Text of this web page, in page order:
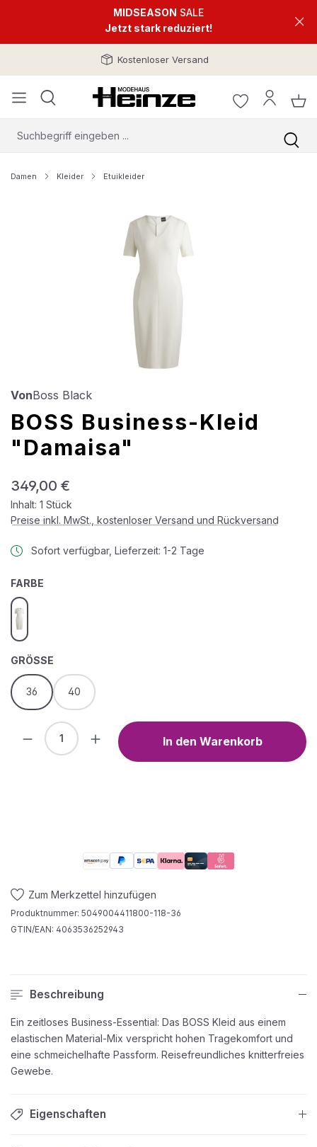
MIDSEASON SALE
Jetzt stark reduziert!
Kostenloser Versand
Damen Kleider Etuikleider
Bildergalerie überspringen
VonBoss Black
BOSS Business-Kleid
"Damaisa"
Regulärer Preis:
349,00 €
Inhalt: 1 Stück
Preise inkl. MwSt., kostenloser Versand und Rückversand
Sofort verfügbar, Lieferzeit: 1-2 Tage
FARBE
open white
GRÖSSE
36 40
Produkt Anzahl: Gib den gewünschten
In den Warenkorb
Zum Merkzettel hinzufügen
Produktnummer: 5049004411800-118-36
GTIN/EAN: 4063536252943
Beschreibung
Ein zeitloses Business-Essential: Das BOSS Kleid aus einem
elastischen Material-Mix verspricht hohen Tragekomfort und
eine schmeichelhafte Passform. Reisefreundliches knitterfreies
Gewebe.
Eigenschaften